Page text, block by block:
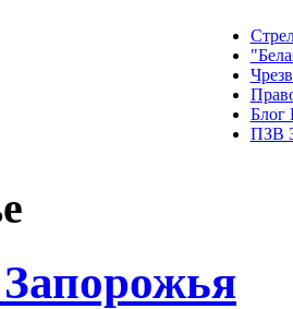
Блог
ПЗВ